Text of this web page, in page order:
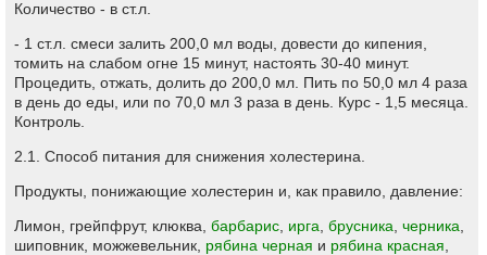
Количество - в ст.л.
- 1 ст.л. смеси залить 200,0 мл воды, довести до кипения,
томить на слабом огне 15 минут, настоять 30-40 минут.
Процедить, отжать, долить до 200,0 мл. Пить по 50,0 мл 4 раза
в день до еды, или по 70,0 мл 3 раза в день. Курс - 1,5 месяца.
Контроль.
2.1. Способ питания для снижения холестерина.
Продукты, понижающие холестерин и, как правило, давление:
Лимон, грейпфрут, клюква, барбарис ирга брусника черника
шиповник, можжевельник, рябина черная и рябина красная